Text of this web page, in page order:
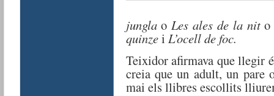
junglao Les ales de la nito
quinzei L’ocell de foc.
Teixidor afirmava que llegir
creia que un adult, un pare
mai els llibres escollits